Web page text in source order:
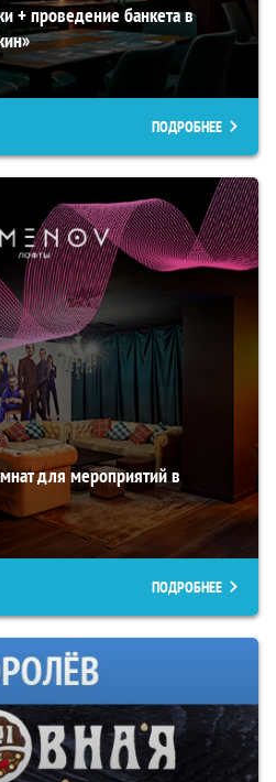
+ проведение банкета в
ПОДРОБНЕЕ
для мероприятий в
ПОДРОБНЕЕ